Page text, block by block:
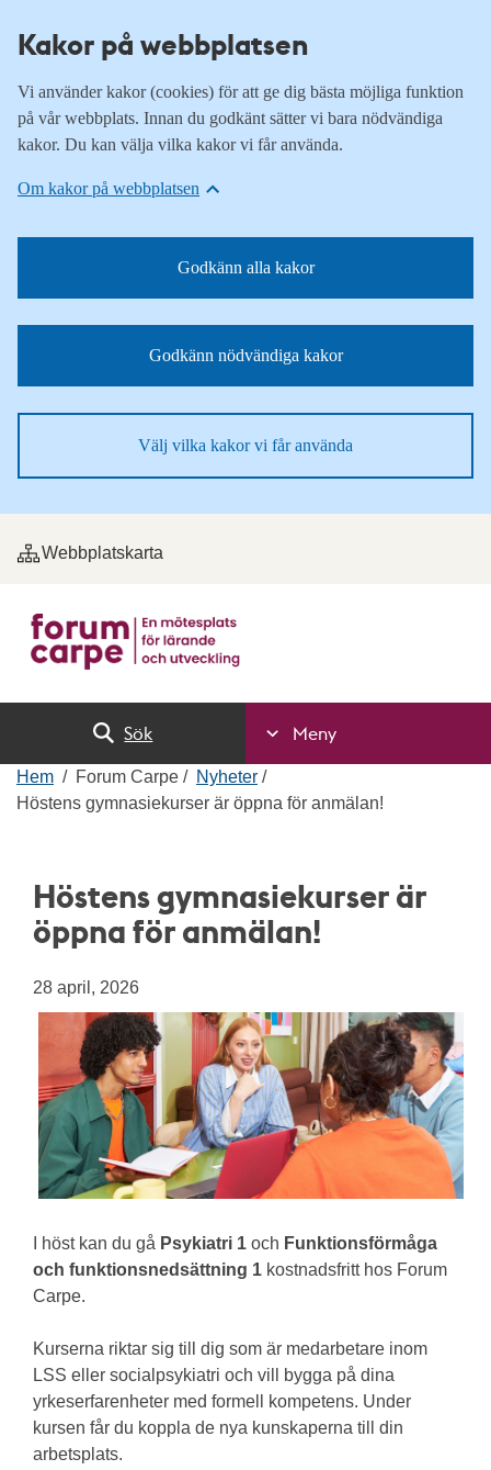
Kakor på webbplatsen
Vi använder kakor (cookies) för att ge dig bästa möjliga funktion
på vår webbplats. Innan du godkänt sätter vi bara nödvändiga
kakor. Du kan välja vilka kakor vi får använda.
Om kakor på webbplatsen
Godkänn alla kakor
Godkänn nödvändiga kakor
Välj vilka kakor vi får använda
Webbplatskarta
Sök Meny
Hem Forum Carpe
Nyheter
Höstens gymnasiekurser är öppna för anmälan!
Höstens gymnasiekurser är
öppna för anmälan!
28 april, 2026
I höst kan du gå Psykiatri 1 och Funktionsförmåga
och funktionsnedsättning 1 kostnadsfritt hos Forum
Carpe.
Kurserna riktar sig till dig som är medarbetare inom
LSS eller socialpsykiatri och vill bygga på dina
yrkeserfarenheter med formell kompetens. Under
kursen får du koppla de nya kunskaperna till din
arbetsplats.